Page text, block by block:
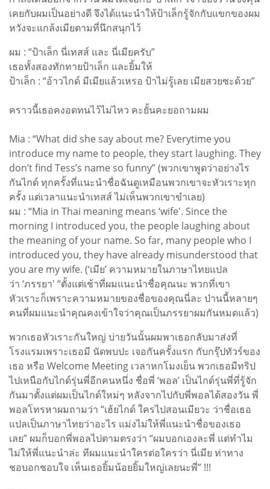
เคยกับผมเป็นอย่างดี จึงได้แนะนำให้ป้าเล็กรู้จักกับแขกของผม
หวังจะแกล้งเมียตามที่นึกสนุกไว้
ผม : “ป้าเล็ก นี่เทสส์ และ นี่เมียครับ”
เธอทั้งสองทักทายป้าเล็ก และยิ้มให้
ป้าเล็ก : “อ้าวไกด์ มีเมียแล้วเหรอ ป้าไม่รู้เลย เมียสวยซะด้วย”
คราวนี้เธอคงอดทนไว้ไม่ไหว คะยั้นคะยอถามผม
Mia : “What did she say about me? Everytime you
introduce my name to people, they start laughing. They
don’t find Tess’s name so funny” (พวกเขาพูดว่าอย่างไร
กันไกด์ ทุกครั้งที่แนะนำชื่อฉันดูเหมือนพวกเขาจะหัวเราะทุก
ครั้ง แต่เวลาแนะนำเทสส์ ไม่เห็นพวกเขาขำเลย)
ผม : “Mia in Thai meaning means ‘wife'. Since the
morning I introduced you, the people laughing about
the meaning of your name. So far, many people who I
introduced you, they have already misunderstood that
you are my wife. (‘เมีย’ ความหมายในภาษาไทยแปล
ว่า ‘ภรรยา' “ตั้งแต่เช้าที่ผมแนะนำชื่อคุณนะ พวกที่เขา
หัวเราะก็เพราะความหมายของชื่อของคุณนี่ละ ป่านนี้หลายๆ
คนที่ผมแนะนำคุณคงเข้าใจว่าคุณเป็นภรรยาผมกันหมดแล้ว)
พวกเธอหัวเราะกันใหญ่ บ่ายวันนั้นผมพาเธอกลับมาส่งที่
โรงแรมเพราะเธอมี นัดพบปะ เจอกันครั้งแรก กับกรุ๊ปทัวร์ของ
เธอ หรือ Welcome Meeting เวลาหกโมงเย็น พวกเธอมีทริป
ไปเหนือกับไกด์รุ่นพี่อีกคนหนึ่ง ชื่อพี่ ‘พอล’ เป็นไกด์รุ่นพี่ที่รู้จัก
กันมาตั้งแต่ผมเป็นไกด์ใหม่ๆ หลังจากไปกับพี่พอลได้สองวัน พี่
พอลโทรหาผมถามว่า “เฮ้ยไกด์ ใครไปสอนเมียวะ ว่าชื่อเธอ
แปลเป็นภาษาไทยว่าอะไร แม่งไม่ให้พี่แนะนำชื่อของเธอ
เลย” ผมก็บอกพี่พอลไปตามตรงว่า “ผมบอกเองละพี่ แต่ทำไม
ไม่ให้พี่แนะนำล่ะ ทีผมแนะนำใครต่อใครว่า นี่เมีย ท่าทาง
ชอบอกชอบใจ เห็นเธอยิ้มน้อยยิ้มใหญ่เลยนะพี่” !!!